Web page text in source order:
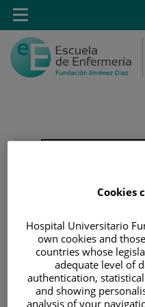
Saltar al contenido
Saltar
Toggle
navigation
|ESTUDIANTES
ENFERMERÍA
ACCESO A GUIAS
|GUÍAS DOCENTES
|GUÍAS DOCENTES DE
Cookies
Hospital Universitario
own cookies and
countries whose
adequate level of
authentication,
and showing
analysis of your